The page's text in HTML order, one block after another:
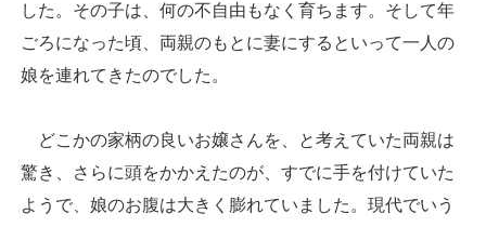
した。その子は、何の不自由もなく育ちます。そして年
ごろになった頃、両親のもとに妻にするといって一人の
娘を連れてきたのでした。
どこかの家柄の良いお嬢さんを、と考えていた両親は
驚き、さらに頭をかかえたのが、すでに手を付けていた
ようで、娘のお腹は大きく膨れていました。現代でいう